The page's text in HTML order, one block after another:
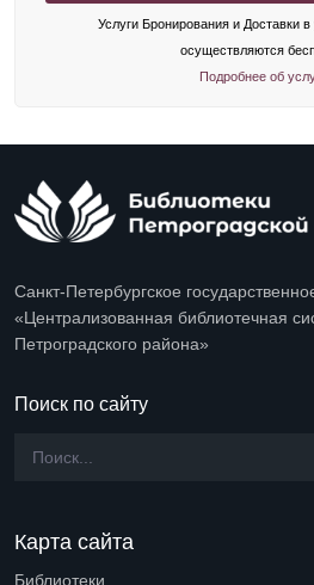
Услуги Бронирования и Доставки
осуществляются
Подробнее об
Санкт-Петербургское
«Централизованная библиотечная
Петроградского района»
Поиск по сайту
Карта сайта
Библиотеки